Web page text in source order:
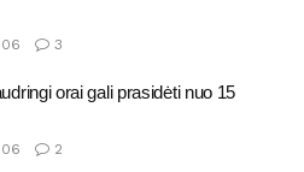
3
orai gali prasidėti nuo 15
2